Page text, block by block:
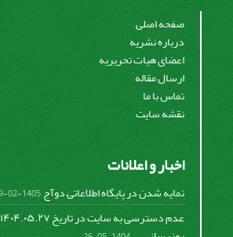
صفحه اصلی
درباره نشریه
اعضای هیات تحریریه
ارسال مقاله
تماس با ما
نقشه سایت
اخبار و اعلانات
نمایه شدن در پایگاه اطلاعاتی دوآج1405-02-09